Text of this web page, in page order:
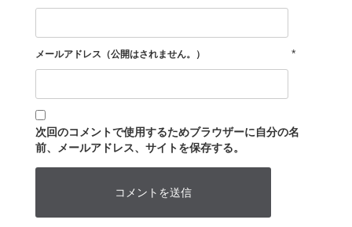
メールアドレス（公開はされません。） *
次回のコメントで使用するためブラウザーに自分の名
前、メールアドレス、サイトを保存する。